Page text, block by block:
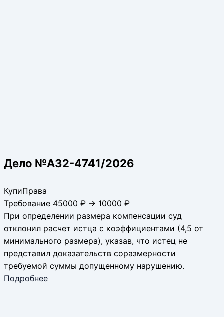
Дело №А32-4741/2026
КупиПрава
Требование 45000 ₽ → 10000 ₽
При определении размера компенсации суд
отклонил расчет истца с коэффициентами (4,5 от
минимального размера), указав, что истец не
представил доказательств соразмерности
требуемой суммы допущенному нарушению.
Подробнее